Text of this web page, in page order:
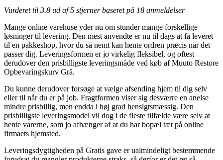
Vurderet til 3.8 ud af 5 stjerner baseret på 18 anmeldelser
Mange online varehuse yder nu om stunder mange forskellige
løsninger til levering. Den mest anvendte er nu til dags at få leveret
til en pakkeshop, hvor du så nemt kan hente ordren præcis når det
passer dig. Leveringsformen er jo virkelig fleksibel, og oftest
derudover den prisbilligste leveringsmåde ved køb af Muuto Restore
Opbevaringskurv Grå.
Du kunne derudover forsøge at vælge afsending hjem til dig selv
eller til når du er på job. Fragtformen viser sig desværre en anelse
mindre prisbillig, men endda i høj grad hensigtsmæssig. Den
prisbilligste leveringsmodel vil dog i de fleste tilfælde være selv at
hente varerne, som jo afhænger af at du har bopæl tæt på online
firmaets hjemsted.
Leveringsdygtigheden på Gratis gave er ualmindeligt bestemmende